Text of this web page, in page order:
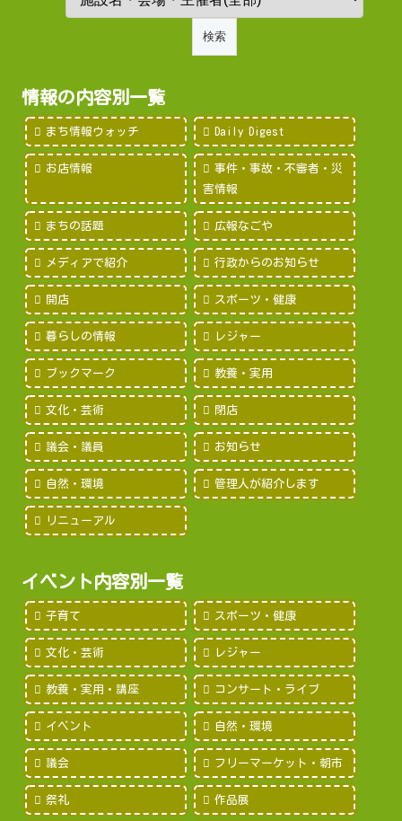
情報の内容別一覧
まち情報ウォッチ Daily Digest
お店情報
事件・事故・不審者・災
害情報
まちの話題 広報なごや
メディアで紹介 行政からのお知らせ
開店 スポーツ・健康
暮らしの情報 レジャー
ブックマーク 教養・実用
文化・芸術 閉店
議会・議員 お知らせ
自然・環境 管理人が紹介します
リニューアル
イベント内容別一覧
子育て スポーツ・健康
文化・芸術 レジャー
教養・実用・講座 コンサート・ライブ
イベント 自然・環境
議会 フリーマーケット・朝市
祭礼 作品展